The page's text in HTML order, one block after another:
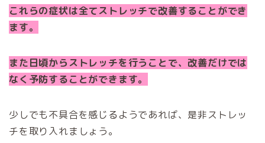
これらの症状は全てストレッチで改善することができ
ます。
また日頃からストレッチを行うことで、改善だけでは
なく予防することができます。
少しでも不具合を感じるようであれば、是非ストレッ
チを取り入れましょう。